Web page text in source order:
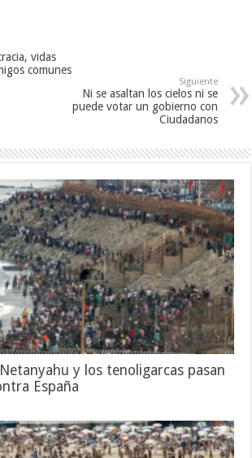
vidas
comunes
Siguiente
Ni se asaltan los cielos ni se
puede votar un gobierno con
Ciudadanos
y los tenoligarcas pasan
España